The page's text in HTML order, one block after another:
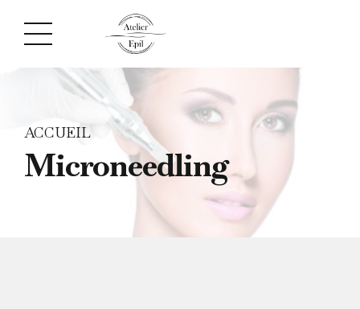
ACCUEIL
Microneedling